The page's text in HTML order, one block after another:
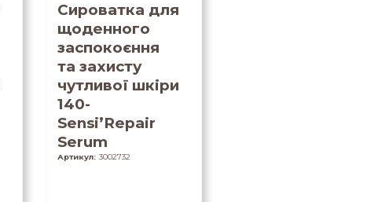
Сироватка для
щоденного
заспокоєння
та захисту
чутливої шкіри
140-
Sensi’Repair
Serum
Артикул: 3002732